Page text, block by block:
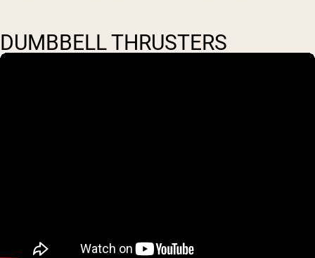
DUMBBELL THRUSTERS